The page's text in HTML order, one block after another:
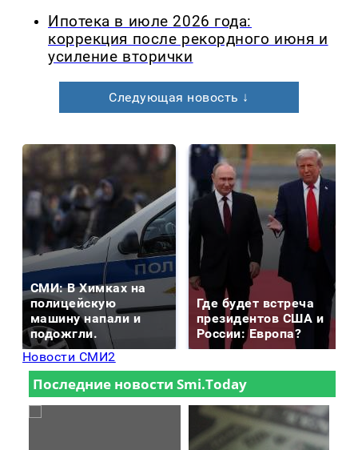
Ипотека в июле 2026 года:
коррекция после рекордного июня и
усиление вторички
Следующая новость ↓
СМИ: В Химках на
полицейскую
машину напали и
подожгли.
Где будет встреча
президентов США и
России: Европа?
Новости СМИ2